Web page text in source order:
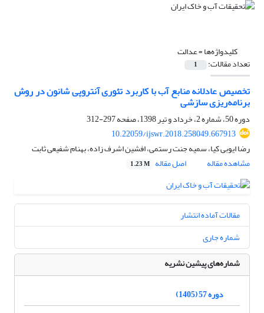
کلیدواژه‌ها =عدالت
تعداد مقالات: 1
تخصیص عادلانه منابع آب با کاربرد تئوری آنتروپی شانون در روش
برنامه‌ریزی سازشی
دوره 50، شماره 2، خرداد و تیر 1398، صفحه
297-312
10.22059/ijswr.2018.258049.667913
رضا ایوبی کیا، سمیه جنت رستمی، افشین اشرف زاده، بهنام شفیعی ثابت
مشاهده مقاله
اصل مقاله 1.23 M
مقالات آماده انتشار
شماره جاری
شماره‌های پیشین نشریه
دوره 57 (1405)